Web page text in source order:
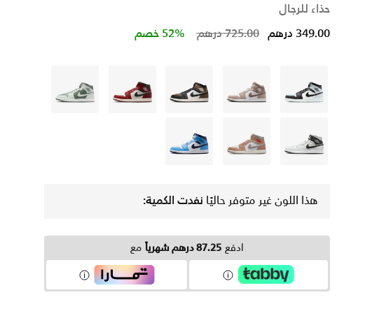
حذاء للرجال
Price reduced from
725.00 درهم to 349.00 درهم 52% خصم
رمادي رمادي رمادي أبيض أخضر
أبيض بنى أزرق
هذا اللون غير متوفر حاليًا نفدت الكمية:
ادفع 87.25 درهم شهرياً مع